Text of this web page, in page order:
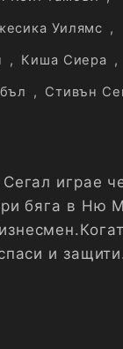
Уилямс ,
, Киша Сиера ,
, Стивън
играе
бяга в Ню
и